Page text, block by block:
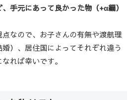
手元にあって良かった物 （+α編）
なので、お子さんの有無や渡航理
）、居住国によってそれぞれ違う
れば幸いです。